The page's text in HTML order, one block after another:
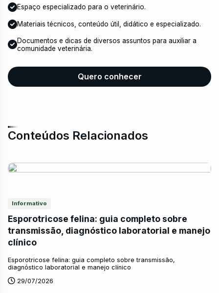
Espaço especializado para o veterinário.
Materiais técnicos, conteúdo útil, didático e especializado.
Documentos e dicas de diversos assuntos para auxiliar a
comunidade veterinária.
Quero conhecer
Conteúdos Relacionados
Informativo
Esporotricose felina: guia completo sobre
transmissão, diagnóstico laboratorial e manejo
clínico
Esporotricose felina: guia completo sobre transmissão,
diagnóstico laboratorial e manejo clínico
29/07/2026